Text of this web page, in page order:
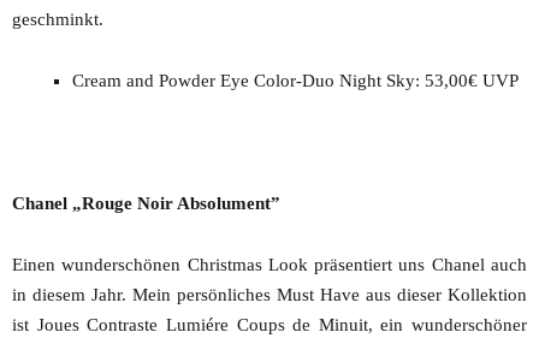
geschminkt.
Cream and Powder Eye Color-Duo Night Sky: 53,00€ UVP
Chanel „Rouge Noir Absolument”
Einen wunderschönen Christmas Look präsentiert uns Chanel auch
in diesem Jahr. Mein persönliches Must Have aus dieser Kollektion
ist Joues Contraste Lumiére Coups de Minuit, ein wunderschöner